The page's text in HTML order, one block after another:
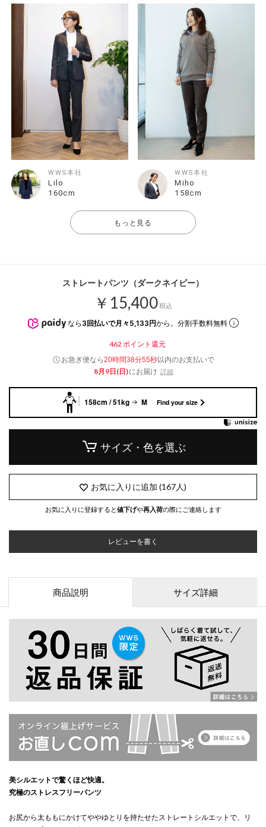
WWS本社
Lilo
160cm
WWS本社
Miho
158cm
もっと見る
ストレートパンツ（ダークネイビー）
￥15,400税込
なら 3回払いで月々5,133円から。分割手数料無料
462 ポイント還元
お急ぎ便なら20時間38分54秒以内のお支払いで
8月9日(日)にお届け 詳細
158cm / 51kg M Find your size
サイズ・色を選ぶ
お気に入りに追加 (167人)
お気に入りに登録すると値下げや再入荷の際にご連絡します
レビューを書く
商品説明 サイズ詳細
美シルエットで驚くほど快適。
究極のストレスフリーパンツ
お尻から太ももにかけてややゆとりを持たせたストレートシルエットで、リ